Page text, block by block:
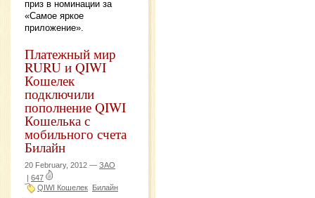
приз в номинации за
«Самое яркое
приложение».
Платежный мир
RURU и QIWI
Кошелек
подключили
пополнение QIWI
Кошелька с
мобильного счета
Билайн
20 February, 2012 — ЗАО
647
QIWI Кошелек
Билайн